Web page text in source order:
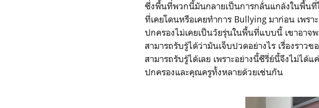
ซึ่งพื้นที่พวกนี้มันกลายเป็นการกลั่นแกล้งในพื้นที่
ที่เคยโดนหรือเคยทำการ Bullying มาก่อน เพร
ปกครองไม่เคยเป็นวัยรุ่นในพื้นที่แบบนี้ เขาอาจ
สามารถรับรู้ได้ว่ามันเจ็บปวดอย่างไร เรื่องรา
สามารถรับรู้ได้เลย เพราะอย่างนี้ซีรี่ย์นี้จึงไม่ได้
ปกครองและคุณครูทั้งหลายด้วยเช่นกัน